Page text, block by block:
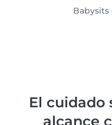
Babysits
El cuidado
alcance